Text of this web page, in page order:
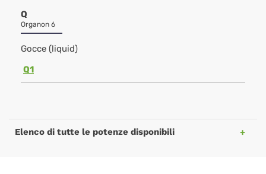
Q
Organon 6
Gocce (liquid)
Q1
Elenco di tutte le potenze disponibili